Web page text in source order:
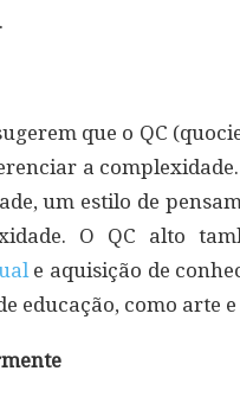
que o QC
a
um estilo de
O QC alto
e aquisição de
educação, como arte